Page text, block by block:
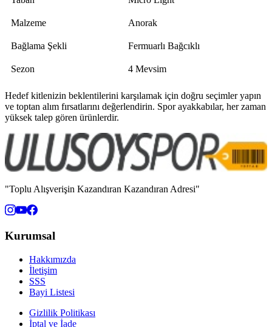
Malzeme Anorak
Bağlama Şekli Fermuarlı Bağcıklı
Sezon 4 Mevsim
Hedef kitlenizin beklentilerini karşılamak için doğru seçimler yapın
ve toptan alım fırsatlarını değerlendirin. Spor ayakkabılar, her zaman
yüksek talep gören ürünlerdir.
"Toplu Alışverişin Kazandıran Kazandıran Adresi"
Kurumsal
Hakkımızda
İletişim
SSS
Bayi Listesi
Gizlilik Politikası
İptal ve İade